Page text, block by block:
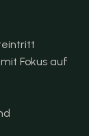
Fokus auf